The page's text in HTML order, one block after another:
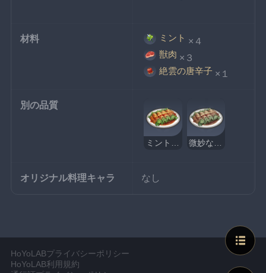
材料 ミント ×４
獣肉 ×３
絶雲の唐辛子 ×１
別の品質
オリジナル料理キャラ なし
HoYoLABプライバシーポリシー
HoYoLAB利用規約